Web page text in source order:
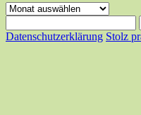
Ältere
Beiträge
nach
Zeit
nach:
Datenschutzerklärung Stolz